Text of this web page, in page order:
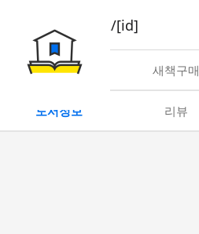
book/rent/[id]
대여 새책구매
도서정보 리뷰